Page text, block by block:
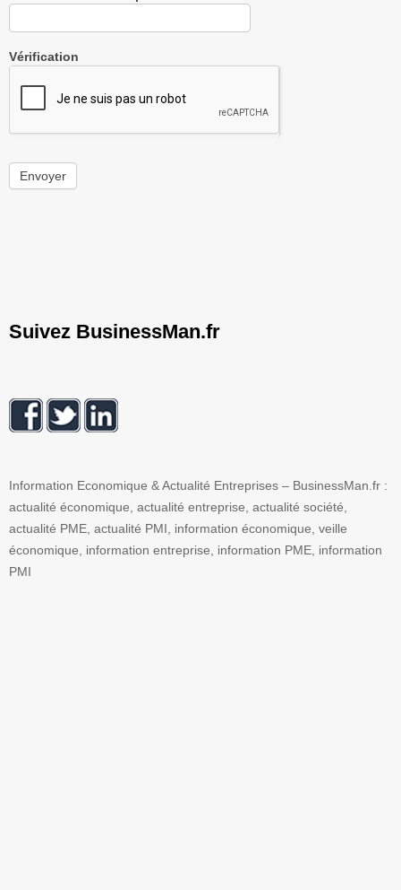
Vérification
Envoyer
Suivez BusinessMan.fr
Information Economique & Actualité Entreprises – BusinessMan.fr :
actualité économique, actualité entreprise, actualité société,
actualité PME, actualité PMI, information économique, veille
économique, information entreprise, information PME, information
PMI